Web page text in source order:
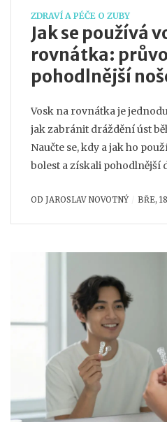
ZDRAVÍ A PÉČE O ZUBY
Jak se používá
rovnátka:
pohodlnější
Vosk na rovnátka je
jak zabránit dráždění úst
Naučte se, kdy a jak ho
bolest a získali pohodlnější
OD JAROSLAV NOVOTNÝ BŘE,